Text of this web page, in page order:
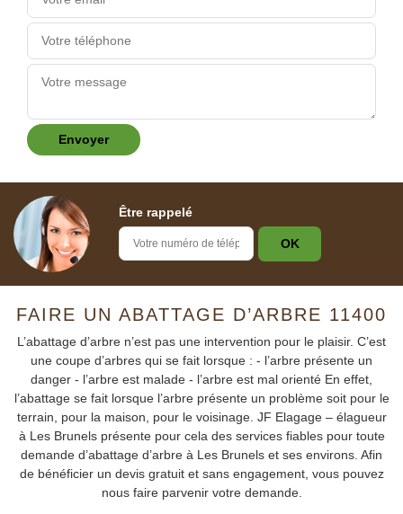
Être rappelé
FAIRE UN ABATTAGE D’ARBRE 11400
L’abattage d’arbre n’est pas une intervention pour le plaisir. C’est
une coupe d’arbres qui se fait lorsque : - l’arbre présente un
danger - l’arbre est malade - l’arbre est mal orienté En effet,
l’abattage se fait lorsque l’arbre présente un problème soit pour le
terrain, pour la maison, pour le voisinage. JF Elagage – élagueur
à Les Brunels présente pour cela des services fiables pour toute
demande d’abattage d’arbre à Les Brunels et ses environs. Afin
de bénéficier un devis gratuit et sans engagement, vous pouvez
nous faire parvenir votre demande.